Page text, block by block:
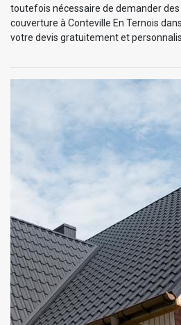
toutefois nécessaire de demander des
couverture à Conteville En Ternois
votre devis gratuitement et